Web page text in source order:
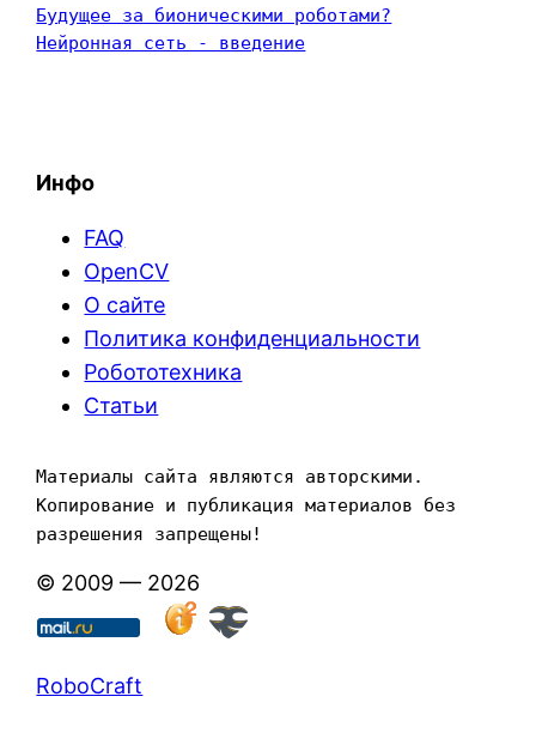
Будущее за бионическими роботами?
Нейронная сеть - введение
Инфо
FAQ
OpenCV
О сайте
Политика конфиденциальности
Робототехника
Статьи
Материалы сайта являются авторскими.
Копирование и публикация материалов без
разрешения запрещены!
© 2009 — 2026
RoboCraft